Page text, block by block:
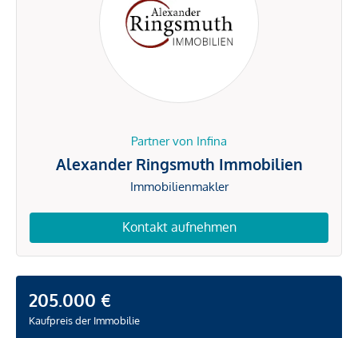
Partner von Infina
Alexander Ringsmuth Immobilien
Immobilienmakler
Kontakt aufnehmen
205.000 €
Kaufpreis der Immobilie